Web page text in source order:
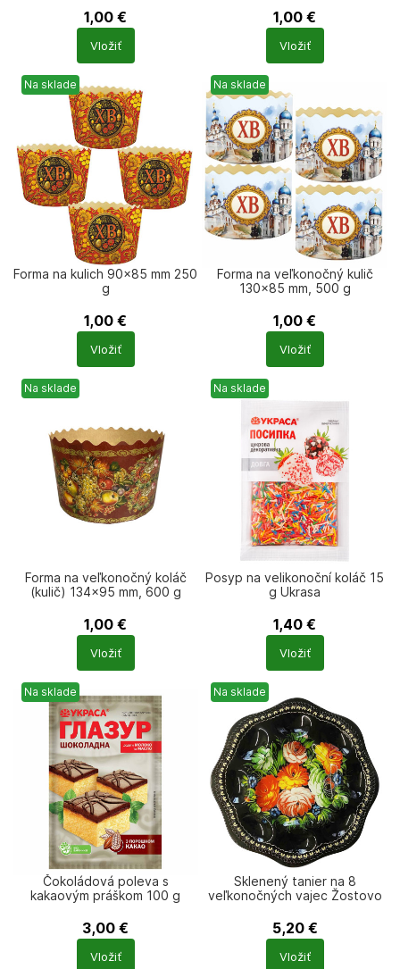
1,00 €
Počet
produktů
Vložiť
1,00 €
Počet
produktů
Vložiť
Na sklade
Forma na kulich 90×85 mm 250
g
1,00 €
Počet
produktů
Vložiť
Na sklade
Forma na veľkonočný kulič
130×85 mm, 500 g
1,00 €
Počet
produktů
Vložiť
Na sklade
Forma na veľkonočný koláč
(kulič) 134×95 mm, 600 g
1,00 €
Počet
produktů
Vložiť
Na sklade
Posyp na velikonoční koláč 15
g Ukrasa
1,40 €
Počet
produktů
Vložiť
Na sklade
Čokoládová poleva s
kakaovým práškom 100 g
3,00 €
Počet
produktů
Vložiť
Na sklade
Sklenený tanier na 8
veľkonočných vajec Žostovo
5,20 €
Počet
produktů
Vložiť